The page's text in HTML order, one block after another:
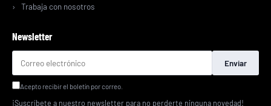
Trabaja con nosotros
Newsletter
Enviar
Acepto recibir el boletín por correo.
¡Suscríbete a nuestro newsletter para no perderte ninguna novedad!